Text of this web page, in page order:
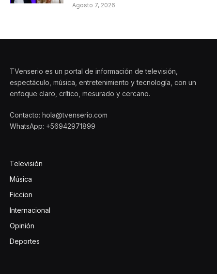
Agosto 7, 2026
TVenserio es un portal de información de televisión,
espectáculo, música, entretenimiento y tecnología, con un
enfoque claro, crítico, mesurado y cercano.
Contacto: hola@tvenserio.com
WhatsApp: +56942971899
Televisión
Música
Ficcion
Internacional
Opinión
Deportes